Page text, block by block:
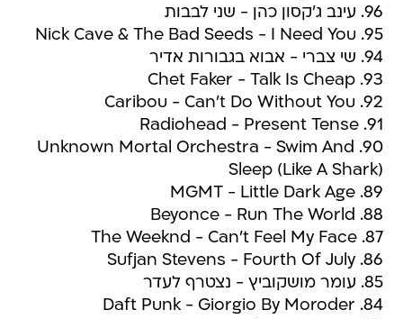
96. עינב ג'קסון כהן - שני לבבות
95. Nick Cave & The Bad Seeds - I Need You
94. שי צברי - אבוא בגבורות אדיר
93. Chet Faker - Talk Is Cheap
92. Caribou - Can't Do Without You
91. Radiohead - Present Tense
90. Unknown Mortal Orchestra - Swim And
Sleep (Like A Shark)
89. MGMT - Little Dark Age
88. Beyonce - Run The World
87. The Weeknd - Can't Feel My Face
86. Sufjan Stevens - Fourth Of July
85. עומר מושקוביץ - נצטרף לעדר
84. Daft Punk - Giorgio By Moroder